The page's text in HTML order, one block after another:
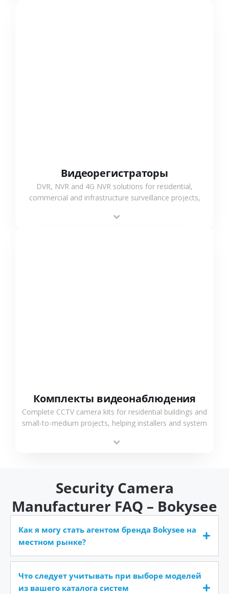
Видеорегистраторы
DVR, NVR and 4G NVR solutions for residential,
commercial and infrastructure surveillance projects,
Комплекты видеонаблюдения
Complete CCTV camera kits for residential buildings and
small-to-medium projects, helping installers and system
time.
Security Camera
Manufacturer FAQ – Bokysee
Как я могу стать агентом бренда Bokysee на
местном рынке?
Что следует учитывать при выборе моделей
из вашего каталога систем